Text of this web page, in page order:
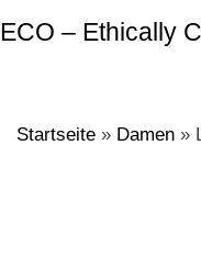
ECO – Ethically
Startseite » Damen »